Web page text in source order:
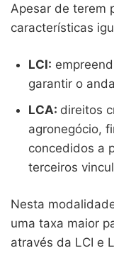
Apesar de terem
características
LCI:
garantir o
LCA: direitos
agronegócio,
concedidos a
terceiros
Nesta
uma taxa maior
através da LCI e